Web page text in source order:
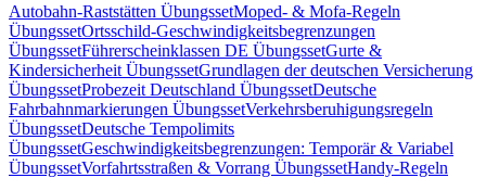
Autobahn-Raststätten ÜbungssetMoped- & Mofa-Regeln
ÜbungssetOrtsschild-Geschwindigkeitsbegrenzungen
ÜbungssetFührerscheinklassen DE ÜbungssetGurte &
Kindersicherheit ÜbungssetGrundlagen der deutschen Versicherung
ÜbungssetProbezeit Deutschland ÜbungssetDeutsche
Fahrbahnmarkierungen ÜbungssetVerkehrsberuhigungsregeln
ÜbungssetDeutsche Tempolimits
ÜbungssetGeschwindigkeitsbegrenzungen: Temporär & Variabel
ÜbungssetVorfahrtsstraßen & Vorrang ÜbungssetHandy-Regeln